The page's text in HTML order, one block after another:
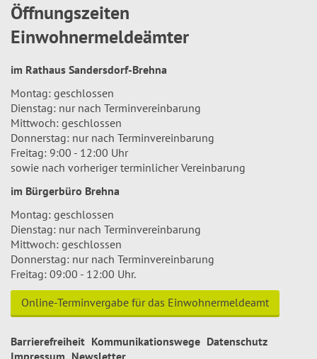
Öffnungszeiten
Einwohnermeldeämter
im Rathaus Sandersdorf-Brehna
Montag: geschlossen
Dienstag: nur nach Terminvereinbarung
Mittwoch: geschlossen
Donnerstag: nur nach Terminvereinbarung
Freitag: 9:00 - 12:00 Uhr
sowie nach vorheriger terminlicher Vereinbarung
im Bürgerbüro Brehna
Montag: geschlossen
Dienstag: nur nach Terminvereinbarung
Mittwoch: geschlossen
Donnerstag: nur nach Terminvereinbarung
Freitag: 09:00 - 12:00 Uhr.
Online-Terminvergabe für das Einwohnermeldeamt
Barrierefreiheit Kommunikationswege Datenschutz